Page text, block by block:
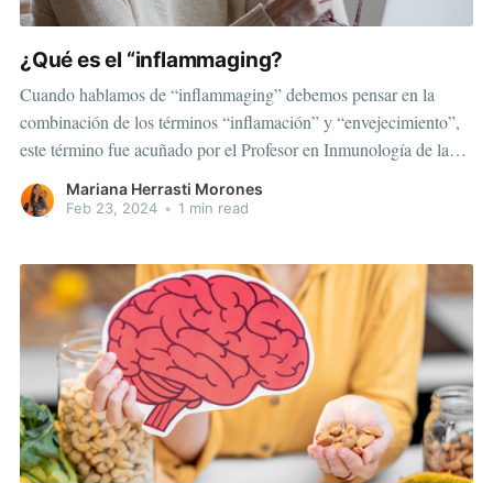
¿Qué es el “inflammaging?
Cuando hablamos de “inflammaging” debemos pensar en la
combinación de los términos “inflamación” y “envejecimiento”,
este término fue acuñado por el Profesor en Inmunología de la
2000, fue la primera vez que se expone este termino en la
Mariana Herrasti Morones
Feb 23, 2024 • 1 min read